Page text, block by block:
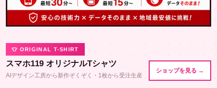
👕 ORIGINAL T-SHIRT
スマホ119 オリジナルTシャツ
AIデザイン工房から新作ぞくぞく・1枚から受注生産
ショップを見る →